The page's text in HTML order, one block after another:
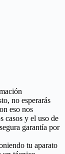
no esperarás
eso nos
casos y el uso de
garantía por
tu aparato